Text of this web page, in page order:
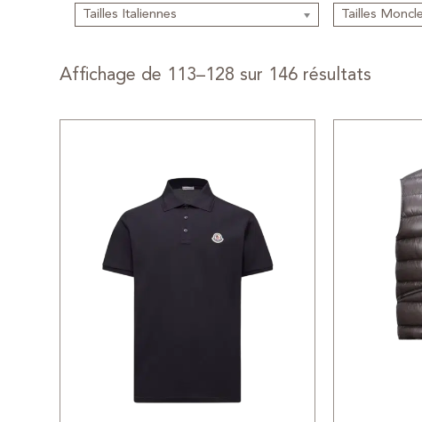
Tailles Italiennes Tailles
Affichage de 113–128 sur 146 résultats